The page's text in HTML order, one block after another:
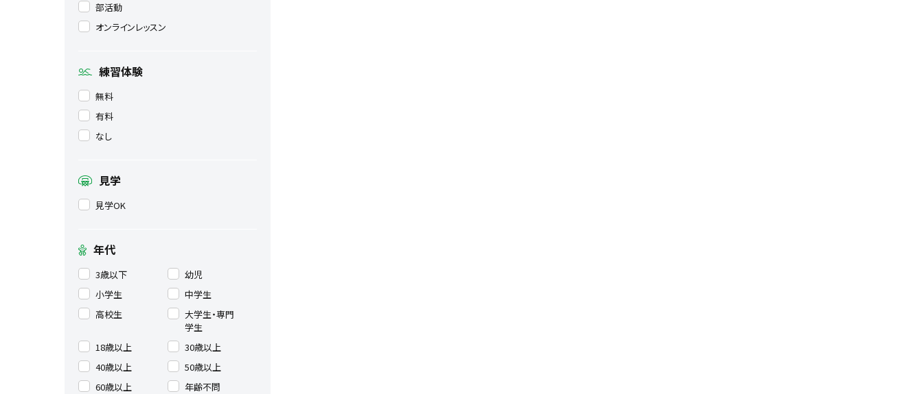
部活動
オンラインレッスン
練習体験
無料
有料
なし
見学
見学OK
年代
3歳以下
幼児
小学生
中学生
高校生
大学生・専門
学生
18歳以上
30歳以上
40歳以上
50歳以上
60歳以上
年齢不問